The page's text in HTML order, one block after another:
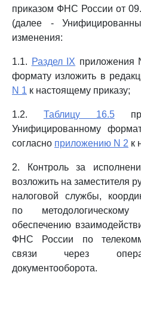
приказом ФНС России от
(далее -
изменения:
1.1. Раздел IX приложения
формату изложить в
N 1 к настоящему приказу;
1.2. Таблицу 16.5
Унифицированному
согласно приложению N 2 к
2. Контроль за
возложить на заместителя
налоговой службы,
по
обеспечению
ФНС России по
связи через
документооборота.